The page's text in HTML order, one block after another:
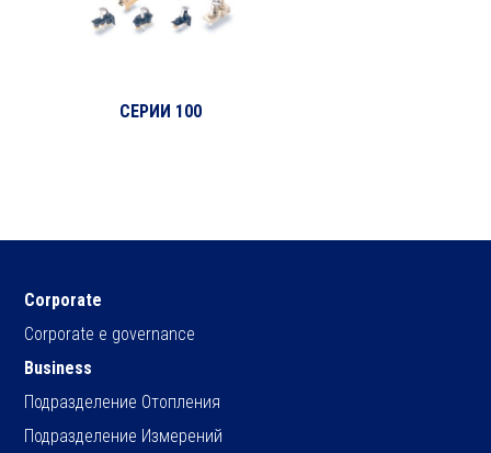
СЕРИИ 100
Corporate
Corporate e governance
Business
Подразделение Отопления
Подразделение Измерений